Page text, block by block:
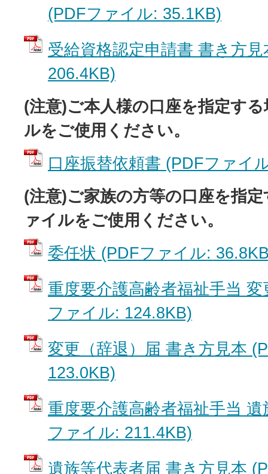
(PDFファイル: 35.1KB)
受給資格認定申請書 書き方
206.4KB)
(注意)ご本人様の口座を指定す
ルをご使用ください。
口座振替依頼書 (PDFファイ
(注意)ご家族の方等の口座を指
ァイルをご使用ください。
委任状 (PDFファイル:
重度要介護高齢者福祉手当
ファイル: 124.8KB)
変更（辞退）届 書き方見本
123.0KB)
重度要介護高齢者福祉手当
ファイル: 211.4KB)
遺族等代表者届 書き方見本